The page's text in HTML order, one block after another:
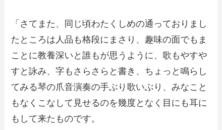
「さてまた、同じ頃わたくしめの通っておりまし
たところは人品も格段にまさり、趣味の面でもま
ことに教養深いと誰もが思うように、歌もやすや
すと詠み、字もさらさらと書き、ちょっと鳴らし
てみる琴の爪音演奏の手ぶり歌いぶり、みなこと
もなくこなして見せるのを幾度となく目にも耳に
もして来たものです。